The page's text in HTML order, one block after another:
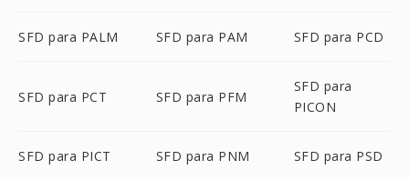
SFD para PALM SFD para PAM SFD para PCD
SFD para PCT SFD para PFM
SFD para
PICON
SFD para PICT SFD para PNM SFD para PSD